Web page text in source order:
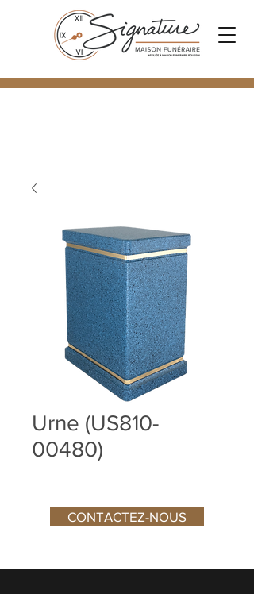
Urne (US810-
00480)
CONTACTEZ-NOUS